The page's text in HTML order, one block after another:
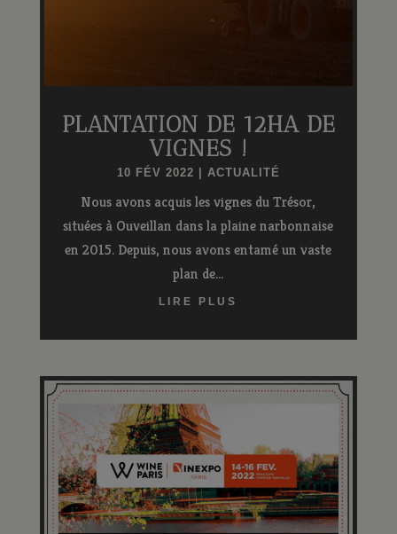
PLANTATION DE 12HA DE
VIGNES !
10 FÉV 2022 ACTUALITÉ
Nous avons acquis les vignes du Trésor,
situées à Ouveillan dans la plaine narbonnaise
en 2015. Depuis, nous avons entamé un vaste
plan de...
LIRE PLUS